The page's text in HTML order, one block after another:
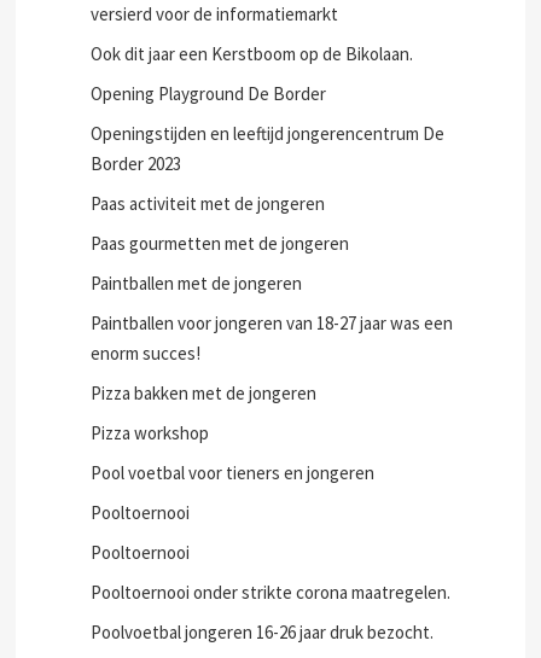
versierd voor de informatiemarkt
Ook dit jaar een Kerstboom op de Bikolaan.
Opening Playground De Border
Openingstijden en leeftijd jongerencentrum De
Border 2023
Paas activiteit met de jongeren
Paas gourmetten met de jongeren
Paintballen met de jongeren
Paintballen voor jongeren van 18-27 jaar was een
enorm succes!
Pizza bakken met de jongeren
Pizza workshop
Pool voetbal voor tieners en jongeren
Pooltoernooi
Pooltoernooi
Pooltoernooi onder strikte corona maatregelen.
Poolvoetbal jongeren 16-26 jaar druk bezocht.